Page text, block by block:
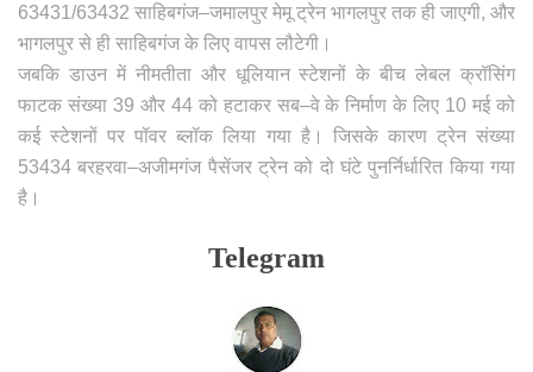
63431/63432 साहिबगंज–जमालपुर मेमू ट्रेन भागलपुर तक ही जाएगी, और
भागलपुर से ही साहिबगंज के लिए वापस लौटेगी।
जबकि डाउन में नीमतीता और धूलियान स्टेशनों के बीच लेबल क्रॉसिंग
फाटक संख्या 39 और 44 को हटाकर सब–वे के निर्माण के लिए 10 मई को
कई स्टेशनों पर पॉवर ब्लॉक लिया गया है। जिसके कारण ट्रेन संख्या
53434 बरहरवा–अजीमगंज पैसेंजर ट्रेन को दो घंटे पुनर्निर्धारित किया गया
है।
Telegram